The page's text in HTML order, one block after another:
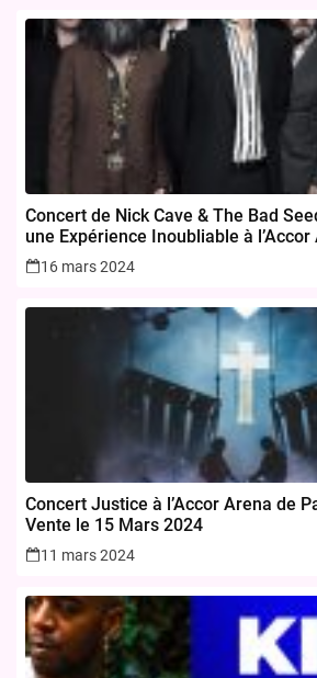
Concert de Nick Cave & The Bad
une Expérience Inoubliable à
novembre 2024
16 mars 2024
Concert Justice à l’Accor Arena de
Vente le 15 Mars 2024
11 mars 2024